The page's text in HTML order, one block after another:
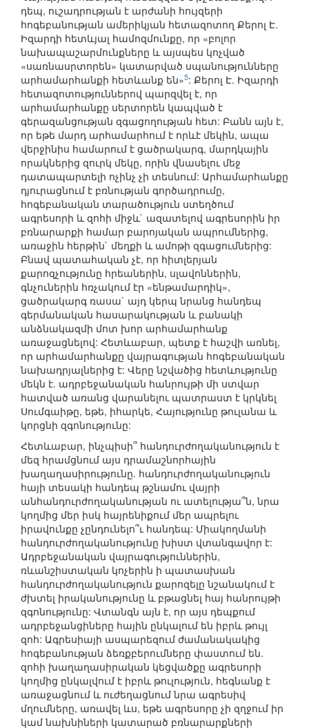
դեպ, ուշադրության է արժանի հույզերի
հոգեբանության ամերիկյան հետազոտող Քերոլ Է.
Իզարդի հետևյալ համոզմունքը, որ «բոլոր
նախապաշարմունքները և այսպես կոչված
«սառնասրտորեն» կատարված սպանությունները
արհամարհանքի հետևանք են»5: Քերոլ Է. Իզարդի
հետազոտություններով պարզվել է, որ
արհամարհանքը սերտորեն կապված է
գերազանցության զգացողության հետ: Բանն այն է,
որ եթե մարդ արհամարհում է որևէ մեկին, ապա
վերջինիս համարում է ցածրակարգ, մարդկային
որակներից զուրկ մեկը, որին վնասելու մեջ
դատապարտելի ոչինչ չի տեսնում: Արհամարհանքը
դյուրացնում է բռնության գործադրումը,
հոգեբանական տարածություն ստեղծում
ագրեսորի և զոհի միջև` ազատելով ագրեսորին իր
բռնարարքի համար բարոյական ապրումներից,
առաջին հերթին` մեղքի և ամոթի զգացումներից:
Բնավ պատահական չէ, որ հիտլերյան
քարոզչությունը հրեաներին, սլավոններին,
գնչուներին հռչակում էր «ենթամարդիկ»,
ցածրակարգ ռասա` այդ կերպ նրանց հանդեպ
գերմանական հասարակության և բանակի
անձնակազմի մոտ խոր արհամարհանք
առաջացնելով: Հետևաբար, պետք է հաշվի առնել,
որ արհամարհանքը վայրագության հոգեբանական
նախադրյալներից է: Վերը նշվածից հետևությունը
մեկն է. ադրբեջանական հանրույթի մի ստվար
հատված առանց վարանելու պատրաստ է կրկնել
Սումգաիթը, եթե, իհարկե, Հայությունը թուլանա և
կորցնի զգոնությունը:
Հետևաբար, ինչպիսի՞ հանդուրժողականություն է
մեզ հրամցնում այս դրամաշնորհային
խաղաղասիրությունը. հանդուրժողականություն
հայի տեսակի հանդեպ թշնամու վայրի
անհանդուրժողականության ու ատելությա՞ն, նրա
կողմից մեր իսկ հայրենիքում մեր ապրելու
իրավունքը չընդունելո՞ւ հանդեպ: Միակողմանի
հանդուրժողականությունը խիստ վտանգավոր է:
Ադրբեջանական վայրագություններին,
ռևանշիստական կոչերին ի պատասխան
հանդուրժողականություն քարոզելը նշանակում է
ժխտել իրականությունը և բթացնել հայ հանրույթի
զգոնությունը: Վտանգն այն է, որ այս դեպքում
ադրբեջանցիները հային ընկալում են իբրև թույլ
զոհ: Ագրեսիայի ասպարեզում ժամանակակից
հոգեբանության ձեռքբերումները փաստում են.
զոհի խաղաղասիրական կեցվածքը ագրեսորի
կողմից ընկալվում է իբրև թուլություն, հեգնանք է
առաջացնում և ուժեղացնում նրա ագրեսիվ
մղումները, առավել ևս, եթե ագրեսորը չի զղջում իր
կամ նախնիների կատարած բռնարարքների